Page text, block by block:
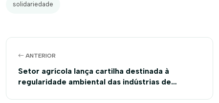
solidariedade
ANTERIOR
Setor agrícola lança cartilha destinada à
regularidade ambiental das indústrias de